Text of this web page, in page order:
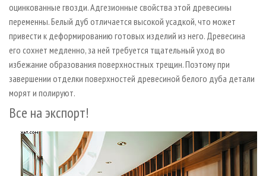
оцинкованные гвозди. Адгезионные свойства этой древесины
переменны. Белый дуб отличается высокой усадкой, что может
привести к деформированию готовых изделий из него. Древесина
его сохнет медленно, за ней требуется тщательный уход во
избежание образования поверхностных трещин. Поэтому при
завершении отделки поверхностей древесиной белого дуба детали
морят и полируют.
Все на экспорт!